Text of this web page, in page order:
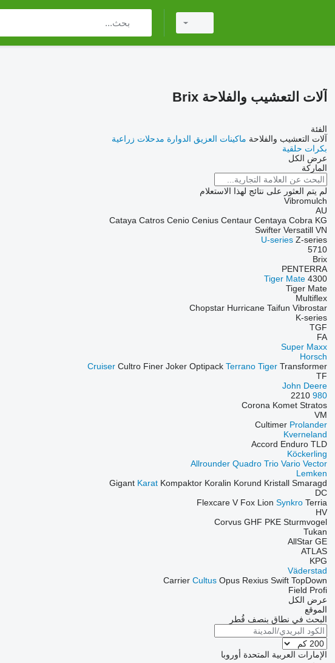
آلات التعشيب والفلاحة Brix
الفئة
آلات التعشيب والفلاحة ماكينات العزيق الدوارة مدحلات زراعية
بكرات حلقية
عرض الكل
الماركة
لم يتم العثور على نتائج لهذا الاستعلام
Vibromulch
AU
Cataya Catros Cenio Cenius Centaur Centaya Cobra KG
Swifter Versatill VN
U-series Z-series
5710
Brix
PENTERRA
4300
Tiger Mate
Tiger Mate
Multiflex
Chopstar Hurricane Taifun Vibrostar
K-series
TGF
FA
Super Maxx
Horsch
Cruiser Cultro Finer Joker Optipack Terrano Tiger Transformer
TF
John Deere
980
2210
Corona Komet Stratos
VM
Cultimer Prolander
Kverneland
Accord Enduro TLD
Köckerling
Allrounder Quadro Trio Vario Vector
Lemken
Gigant Karat Kompaktor Koralin Korund Kristall Smaragd
DC
Flexcare V Fox Lion Synkro Terria
HV
Corvus GHF PKE Sturmvogel
Tukan
AllStar GE
ATLAS
KPG
Väderstad
Carrier Cultus Opus Rexius Swift TopDown
Field Profi
عرض الكل
الموقع
البحث في نطاق بنصف قُطر
الإمارات العربية المتحدة أوروبا